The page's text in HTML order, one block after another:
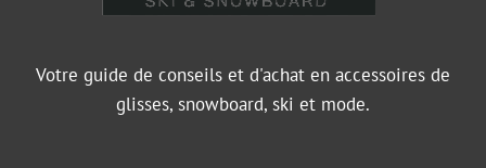
Votre guide de conseils et d'achat en accessoires de
glisses, snowboard, ski et mode.